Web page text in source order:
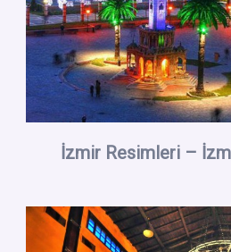
İzmir Resimleri –